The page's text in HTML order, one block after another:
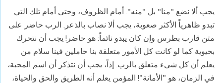
يجب ألا نضع "منا" بل "منه". أمام الظروف، وحتى أمام تلك التي
تبدو ظاهرياً الأكثر صعوبة، يجب ألا نصاب بالذعر. الرب حاضر على
متن قارب بطرس وإن كان يبدو نائماً: هو حاضر! يجب أن نتحرك
بحيوية كما لو كانت كل الأمور متعلقة بنا حاملين فينا سلام من
يعلم أن كل شيء متعلق بالرب. إذاً، يجب أن نتذكر أن اسم المحبة،
في الزمان، هو "الأمانة"! المؤمن يعلم أنه الطريق والحق والحياة،